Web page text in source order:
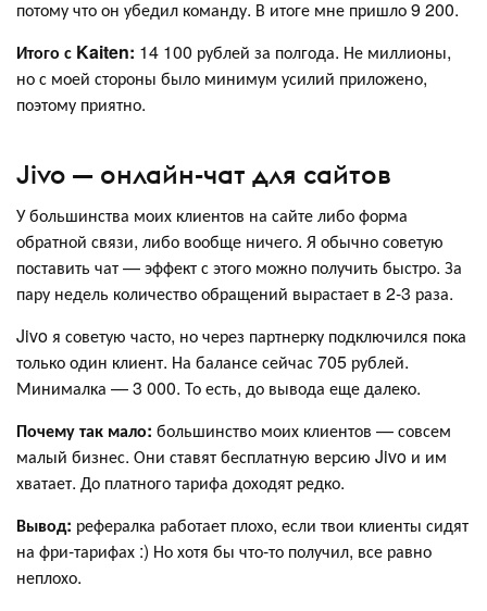
потому что он убедил команду. В итоге мне пришло 9 200.
Итого с Kaiten: 14 100 рублей за полгода. Не миллионы,
но с моей стороны было минимум усилий приложено,
поэтому приятно.
Jivo — онлайн-чат для сайтов
У большинства моих клиентов на сайте либо форма
обратной связи, либо вообще ничего. Я обычно советую
поставить чат — эффект с этого можно получить быстро. За
пару недель количество обращений вырастает в 2-3 раза.
Jivo я советую часто, но через партнерку подключился пока
только один клиент. На балансе сейчас 705 рублей.
Минималка — 3 000. То есть, до вывода еще далеко.
Почему так мало: большинство моих клиентов — совсем
малый бизнес. Они ставят бесплатную версию Jivo и им
хватает. До платного тарифа доходят редко.
Вывод: рефералка работает плохо, если твои клиенты сидят
на фри-тарифах :) Но хотя бы что-то получил, все равно
неплохо.